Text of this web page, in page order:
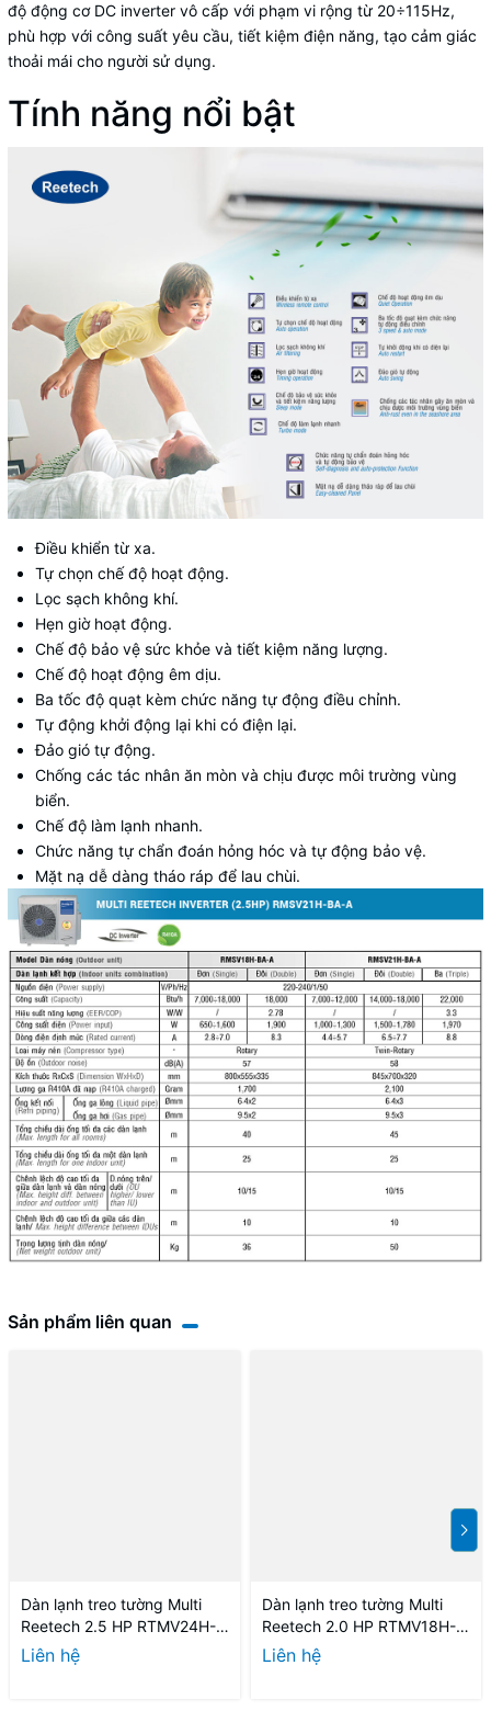
độ động cơ DC inverter vô cấp với phạm vi rộng từ 20÷115Hz,
phù hợp với công suất yêu cầu, tiết kiệm điện năng, tạo cảm giác
thoải mái cho người sử dụng.
Tính năng nổi bật
Điều khiển từ xa.
Tự chọn chế độ hoạt động.
Lọc sạch không khí.
Hẹn giờ hoạt động.
Chế độ bảo vệ sức khỏe và tiết kiệm năng lượng.
Chế độ hoạt động êm dịu.
Ba tốc độ quạt kèm chức năng tự động điều chỉnh.
Tự động khởi động lại khi có điện lại.
Đảo gió tự động.
Chống các tác nhân ăn mòn và chịu được môi trường vùng
biển.
Chế độ làm lạnh nhanh.
Chức năng tự chẩn đoán hỏng hóc và tự động bảo vệ.
Mặt nạ dễ dàng tháo ráp để lau chùi.
Sản phẩm liên quan
Dàn lạnh treo tường Multi
Reetech 2.5 HP RTMV24H-
BA-A
Liên hệ
Dàn lạnh treo tường Multi
Reetech 2.0 HP RTMV18H-
BA-A
Liên hệ